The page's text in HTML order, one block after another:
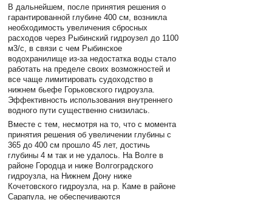
В дальнейшем, после принятия решения о
гарантированной глубине 400 см, возникла
необходимость увеличения сбросных
расходов через Рыбинский гидроузел до 1100
м3/с, в связи с чем Рыбинское
водохранилище из-за недостатка воды стало
работать на пределе своих возможностей и
все чаще лимитировать судоходство в
нижнем бьефе Горьковского гидроузла.
Эффективность использования внутреннего
водного пути существенно снизилась.
Вместе с тем, несмотря на то, что с момента
принятия решения об увеличении глубины с
365 до 400 см прошло 45 лет, достичь
глубины 4 м так и не удалось. На Волге в
районе Городца и ниже Волгоградского
гидроузла, на Нижнем Дону ниже
Кочетовского гидроузла, на р. Каме в районе
Сарапула, не обеспечиваются